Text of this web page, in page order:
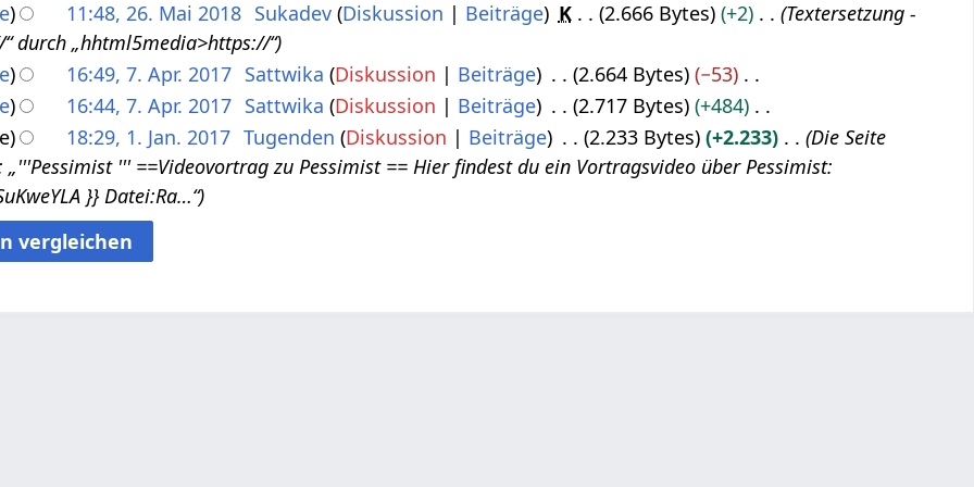
11:48, 26. Mai 2018 Sukadev Diskussion Beiträge K 2.666 Bytes +2
Textersetzung -
durch „hhtml5media>https://“
16:49, 7. Apr. 2017 Sattwika Diskussion Beiträge 2.664 Bytes
−53
16:44, 7. Apr. 2017 Sattwika Diskussion Beiträge 2.717 Bytes
+484
18:29, 1. Jan. 2017 Tugenden Diskussion Beiträge 2.233 Bytes +2.233
Die Seite
du ein Vortragsvideo über Pessimist‏‎:
}} Datei:Ra…“